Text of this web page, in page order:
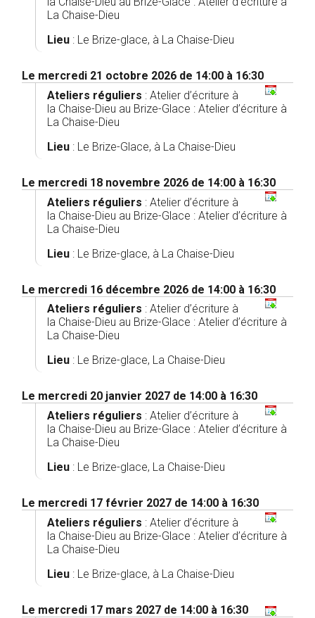
La Chaise-Dieu
Lieu: Le Brize-glace, à La Chaise-Dieu
Le mercredi 21 octobre 2026 de 14:00 à 16:30
Ateliers réguliers : Atelier d’écriture à
la Chaise-Dieu au Brize-Glace : Atelier d’écriture à
La Chaise-Dieu
Lieu: Le Brize-Glace, à La Chaise-Dieu
Le mercredi 18 novembre 2026 de 14:00 à 16:30
Ateliers réguliers : Atelier d’écriture à
la Chaise-Dieu au Brize-Glace : Atelier d’écriture à
La Chaise-Dieu
Lieu: Le Brize-glace, à La Chaise-Dieu
Le mercredi 16 décembre 2026 de 14:00 à 16:30
Ateliers réguliers : Atelier d’écriture à
la Chaise-Dieu au Brize-Glace : Atelier d’écriture à
La Chaise-Dieu
Lieu: Le Brize-glace, La Chaise-Dieu
Le mercredi 20 janvier 2027 de 14:00 à 16:30
Ateliers réguliers : Atelier d’écriture à
la Chaise-Dieu au Brize-Glace : Atelier d’écriture à
La Chaise-Dieu
Lieu: Le Brize-glace, La Chaise-Dieu
Le mercredi 17 février 2027 de 14:00 à 16:30
Ateliers réguliers : Atelier d’écriture à
la Chaise-Dieu au Brize-Glace : Atelier d’écriture à
La Chaise-Dieu
Lieu: Le Brize-glace, à La Chaise-Dieu
Le mercredi 17 mars 2027 de 14:00 à 16:30